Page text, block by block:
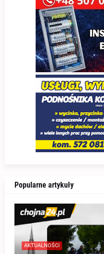
Popularne artykuły
AKTUALNOŚCI